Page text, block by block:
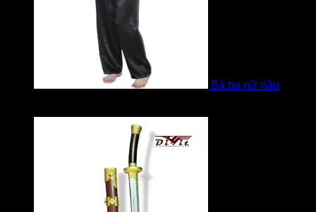
Bà ba nữ nâu